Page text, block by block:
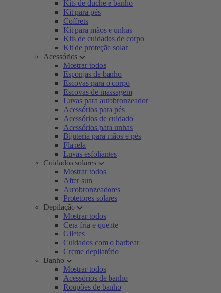
Kits de duche e banho
Kit para pés
Coffrets
Kit para mãos e unhas
Kits de cuidados de corpo
Kit de proteção solar
Acessórios
Mostrar todos
Esponjas de banho
Escovas para o corpo
Escovas de massagem
Luvas para autobronzeador
Acessórios para pés
Acessórios de cuidado
Acessórios para unhas
Bijuteria para mãos e pés
Flanela
Luvas esfoliantes
Cuidados solares
Mostrar todos
After sun
Autobronzeadores
Protetores solares
Depilação
Mostrar todos
Cera fria e quente
Giletes
Cuidados com o barbear
Creme depilatório
Banho
Mostrar todos
Acessórios de banho
Roupões de banho